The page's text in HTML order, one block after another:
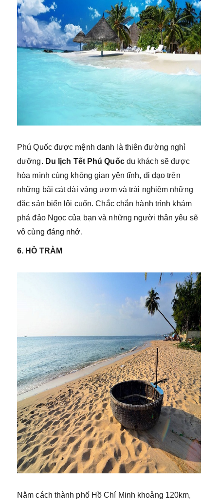
Phú Quốc được mệnh danh là thiên đường nghỉ
dưỡng. Du lịch Tết Phú Quốcdu khách sẽ được
hòa mình cùng không gian yên tĩnh, đi dạo trên
những bãi cát dài vàng ươm và trải nghiệm những
đặc sản biển lôi cuốn. Chắc chắn hành trình khám
phá đảo Ngọc của bạn và những người thân yêu sẽ
vô cùng đáng nhớ.
6. HỒ TRÀM
Nằm cách thành phố Hồ Chí Minh khoảng 120km,